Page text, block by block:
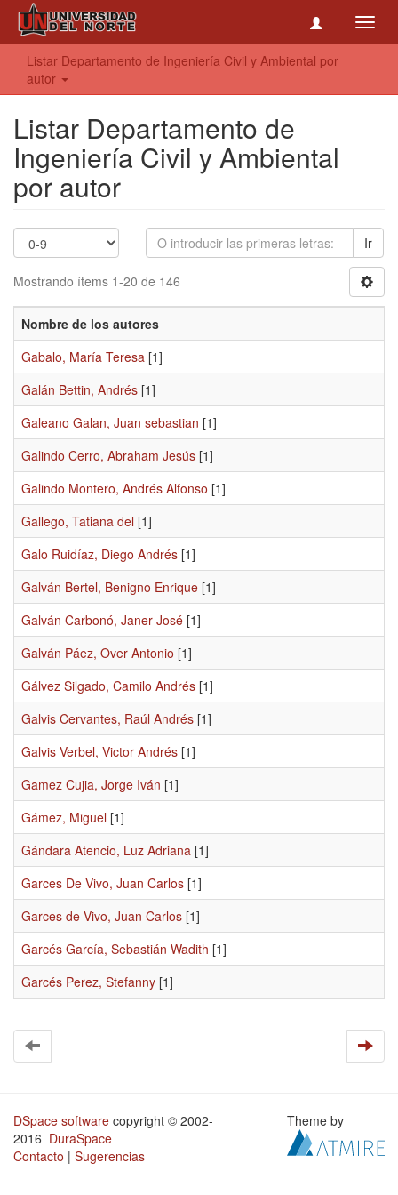
Listar Departamento de Ingeniería Civil y Ambiental por
autor
Listar Departamento de
Ingeniería Civil y Ambiental
por autor
Ir
Mostrando ítems 1-20 de 146
Nombre de los autores
Gabalo, María Teresa [1]
Galán Bettin, Andrés [1]
Galeano Galan, Juan sebastian [1]
Galindo Cerro, Abraham Jesús [1]
Galindo Montero, Andrés Alfonso [1]
Gallego, Tatiana del [1]
Galo Ruidíaz, Diego Andrés [1]
Galván Bertel, Benigno Enrique [1]
Galván Carbonó, Janer José [1]
Galván Páez, Over Antonio [1]
Gálvez Silgado, Camilo Andrés [1]
Galvis Cervantes, Raúl Andrés [1]
Galvis Verbel, Victor Andrés [1]
Gamez Cujia, Jorge Iván [1]
Gámez, Miguel [1]
Gándara Atencio, Luz Adriana [1]
Garces De Vivo, Juan Carlos [1]
Garces de Vivo, Juan Carlos [1]
Garcés García, Sebastián Wadith [1]
Garcés Perez, Stefanny [1]
DSpace software copyright © 2002-
2016 DuraSpace
Contacto | Sugerencias
Theme by